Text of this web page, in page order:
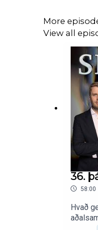
More
View all
36.
58:00
Hvað